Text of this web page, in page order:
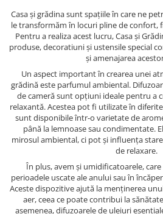
Casa și grădina sunt spațiile în care ne
le transformăm în locuri pline de confort,
Pentru a realiza acest lucru, Casa și
produse, decoratiuni și ustensile special
și amenajarea
Un aspect important în crearea unei
grădină este parfumul ambiental.
de cameră sunt opțiuni ideale pentru a
relaxantă. Acestea pot fi utilizate în
sunt disponibile într-o varietate de
până la lemnoase sau condimentate.
mirosul ambiental, ci pot și influența
de relaxare.
În plus, avem și umidificatoarele,
perioadele uscate ale anului sau în
Aceste dispozitive ajută la menținerea
aer, ceea ce poate contribui la
asemenea, difuzoarele de uleiuri